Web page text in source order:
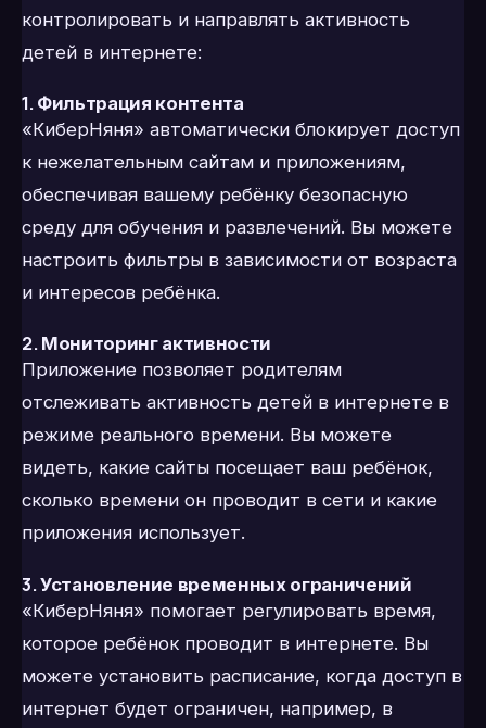
контролировать и направлять активность
детей в интернете:
1. Фильтрация контента
«КиберНяня» автоматически блокирует доступ
к нежелательным сайтам и приложениям,
обеспечивая вашему ребёнку безопасную
среду для обучения и развлечений. Вы можете
настроить фильтры в зависимости от возраста
и интересов ребёнка.
2. Мониторинг активности
Приложение позволяет родителям
отслеживать активность детей в интернете в
режиме реального времени. Вы можете
видеть, какие сайты посещает ваш ребёнок,
сколько времени он проводит в сети и какие
приложения использует.
3.Установление временных ограничений
«КиберНяня» помогает регулировать время,
которое ребёнок проводит в интернете. Вы
можете установить расписание, когда доступ в
интернет будет ограничен, например, в